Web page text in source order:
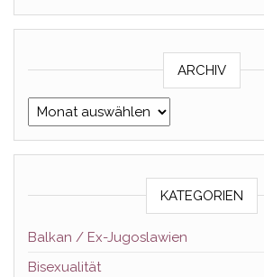
ARCHIV
Archiv
KATEGORIEN
Balkan / Ex-Jugoslawien
Bisexualität